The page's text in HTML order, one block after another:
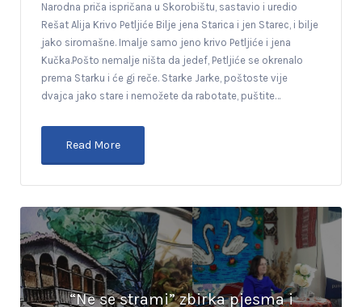
Narodna priča ispričana u Skorobištu, sastavio i uredio
Rešat Alija Krivo Petljiće Bilje jena Starica i jen Starec, i bilje
jako siromašne. Imalje samo jeno krivo Petljiće i jena
Kučka.Pošto nemalje ništa da jedef, Petljiće se okrenalo
prema Starku i će gi reče. Starke Jarke, poštoste vije
dvajca jako stare i nemožete da rabotate, puštite…
Read More
“Ne se strami” zbirka pjesma i